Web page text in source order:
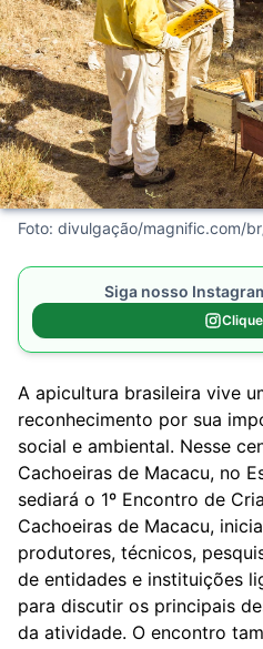
Foto: divulgação/magnific.com/
Siga nosso
A apicultura brasileira vive
reconhecimento por sua
social e ambiental. Nesse
Cachoeiras de Macacu, no
sediará o 1º Encontro de
Cachoeiras de Macacu,
produtores, técnicos,
de entidades e instituições
para discutir os principais
da atividade. O encontro